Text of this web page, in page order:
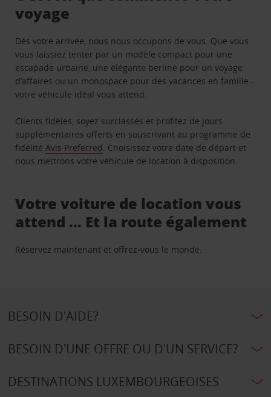
voyage
Dès votre arrivée, nous nous occupons de vous. Que vous
vous laissiez tenter par un modèle compact pour une
escapade urbaine, une élégante berline pour un voyage
d’affaires ou un monospace pour des vacances en famille -
votre véhicule idéal vous attend.
Clients fidèles, soyez surclassés et profitez de jours
supplémentaires offerts en souscrivant au programme de
fidélitéAvis Preferred. Choisissez votre date de départ et
nous mettrons votre véhicule de location à disposition.
Votre voiture de location vous
attend … Et la route également
Réservez maintenant et offrez-vous le monde.
BESOIN D'AIDE?
BESOIN D'UNE OFFRE OU D'UN SERVICE?
DESTINATIONS LUXEMBOURGEOISES